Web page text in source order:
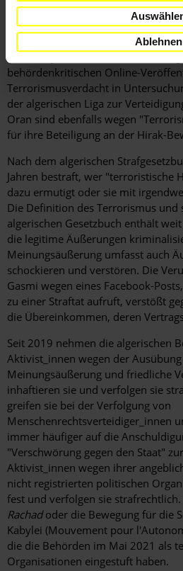
Ablehnen
Gesellschaft verantwortlich sind".
Auch die Journalisten Hassan
Mouloudj befinden sich derzeit
behördenkritischen Online-
Terrorismusverdacht in
der algerischen Liga zur
Oran sind ebenfalls wegen
für ihre Beteiligung an der Hirak-
Nach dem algerischen
Jahren bestraft, wer "terroristische
dazu ermutigt oder sie mit
Die Definition des Terrorismus und
algerischen Gesetzbuch enthält
die legitime Äußerungen
Meinungsäußerung umfasst auch
schockieren und verstören. Die
Gasmi wegen eines Facebook-
zu einer Straftat aufruft, verstößt
die Übereinkommen, deren
Seit 2019 nehmen die algerischen
Aktivist_innen wegen der
Meinungsäußerung und friedliche
inhaftieren sie und verfolgen sie
greifen sie bei der Verfolgung von
Menschenrechtsverteidiger_innen
immer häufiger auf die
"Verschwörung gegen den Staat"
Aktivist_innen wegen ihrer
nicht registrierten politischen
fest und verfolgen sie
Rachadoder die Bewegung für die
Kabylei (Mouvement pour
die die Behörden im Mai 2021 als
Organisationen eingestuft haben.